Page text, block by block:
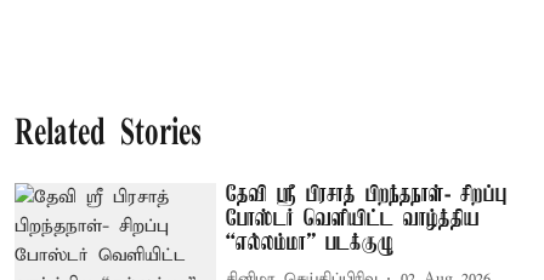
Related Stories
தேவி ஸ்ரீ பிரசாத் பிறந்தநாள்- சிறப்பு
போஸ்டர் வெளியிட்ட வாழ்த்திய
“எல்லம்மா” படக்குழு